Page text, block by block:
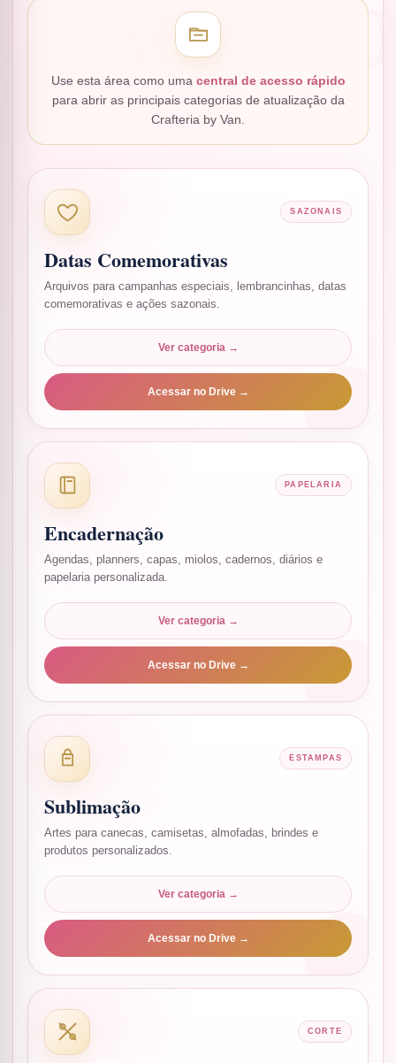
Use esta área como uma central de acesso rápido
para abrir as principais categorias de atualização da
Crafteria by Van.
SAZONAIS
Datas Comemorativas
Arquivos para campanhas especiais, lembrancinhas, datas
comemorativas e ações sazonais.
Ver categoria →
Acessar no Drive →
PAPELARIA
Encadernação
Agendas, planners, capas, miolos, cadernos, diários e
papelaria personalizada.
Ver categoria →
Acessar no Drive →
ESTAMPAS
Sublimação
Artes para canecas, camisetas, almofadas, brindes e
produtos personalizados.
Ver categoria →
Acessar no Drive →
CORTE